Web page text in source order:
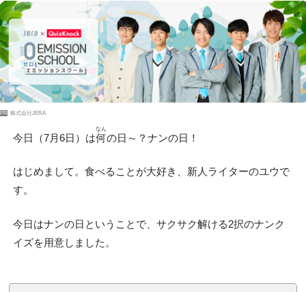
PR 株式会社JERA
今日（7月6日）は何
なん
の日～？ナンの日！
はじめまして。食べることが大好き、新人ライターのユウで
す。
今日はナンの日ということで、サクサク解ける2択のナンク
イズを用意しました。